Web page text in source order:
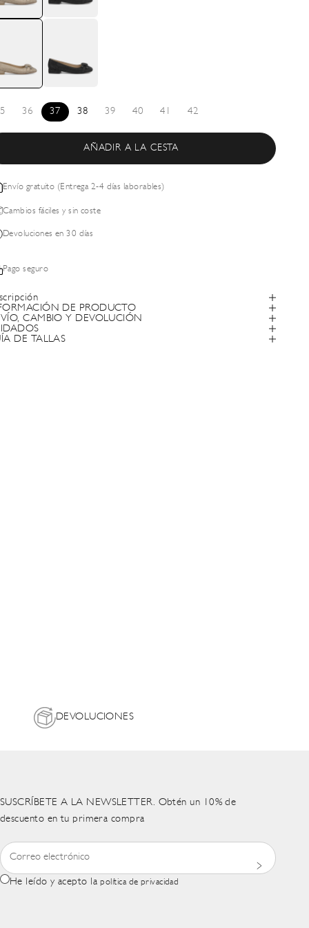
36 37 38 39 40 41 42
AÑADIR A LA CESTA
Envío gratuito (Entrega 2-4 días laborables)
Cambios fáciles y sin coste
Devoluciones en 30 días
Pago seguro
DE PRODUCTO
CAMBIO Y DEVOLUCIÓN
DE TALLAS
DEVOLUCIONES
SUSCRÍBETE A LA NEWSLETTER. Obtén un 10% de
descuento en tu primera compra
He leído y acepto lapolítica de privacidad